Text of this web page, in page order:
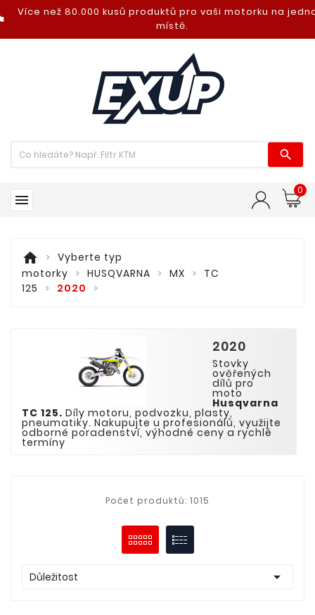
Více než 80.000 kusů produktů pro vaši motorku na
místě.


0
home
Vyberte typ
motorky
HUSQVARNA MX
TC
125
2020
2020
Stovky
ověřených
dílů pro
moto
Husqvarna
TC 125. Díly motoru, podvozku, plasty,
pneumatiky. Nakupujte u profesionálů, využijte
odborné poradenství, výhodné ceny a rychlé
termíny
Počet produktů: 1015
Důležitost 